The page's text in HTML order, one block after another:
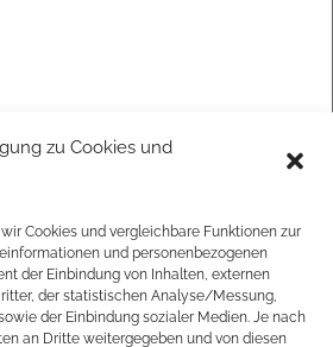
zu Cookies und
Cookies und vergleichbare Funktionen zur
und personenbezogenen
der Einbindung von Inhalten, externen
der statistischen Analyse/Messung,
der Einbindung sozialer Medien. Je nach
an Dritte weitergegeben und von diesen